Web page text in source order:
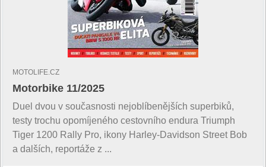
MOTOLIFE.CZ
Motorbike 11/2025
Duel dvou v současnosti nejoblíbenějších superbiků,
testy trochu opomíjeného cestovního endura Triumph
Tiger 1200 Rally Pro, ikony Harley-Davidson Street Bob
a dalších, reportáže z ...